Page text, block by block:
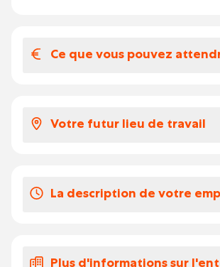
Ce que vous pouvez
Voici ce que vous pouvez
Vous profitez des €8
chaque jour de travail.
-
Votre futur lieu de travail
La description de votre
Plus d'informations sur